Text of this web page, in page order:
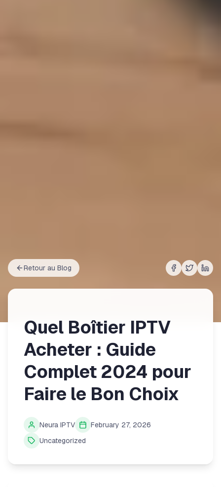
Retour au Blog
Share on
Share on
Quel Boîtier IPTV
Acheter : Guide
Complet 2024 pour
Faire le Bon Choix
Neura IPTV
February 27, 2026
Uncategorized